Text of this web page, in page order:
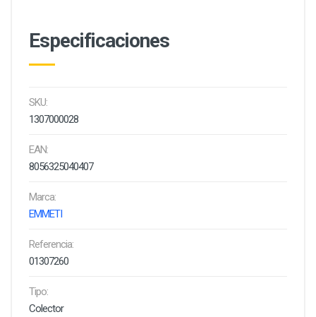
Especificaciones
SKU:
1307000028
EAN:
8056325040407
Marca:
EMMETI
Referencia:
01307260
Tipo:
Colector